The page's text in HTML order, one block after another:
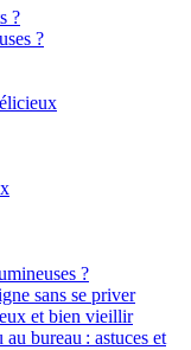
?
?
?
sans se priver
et bien vieillir
bureau : astuces et